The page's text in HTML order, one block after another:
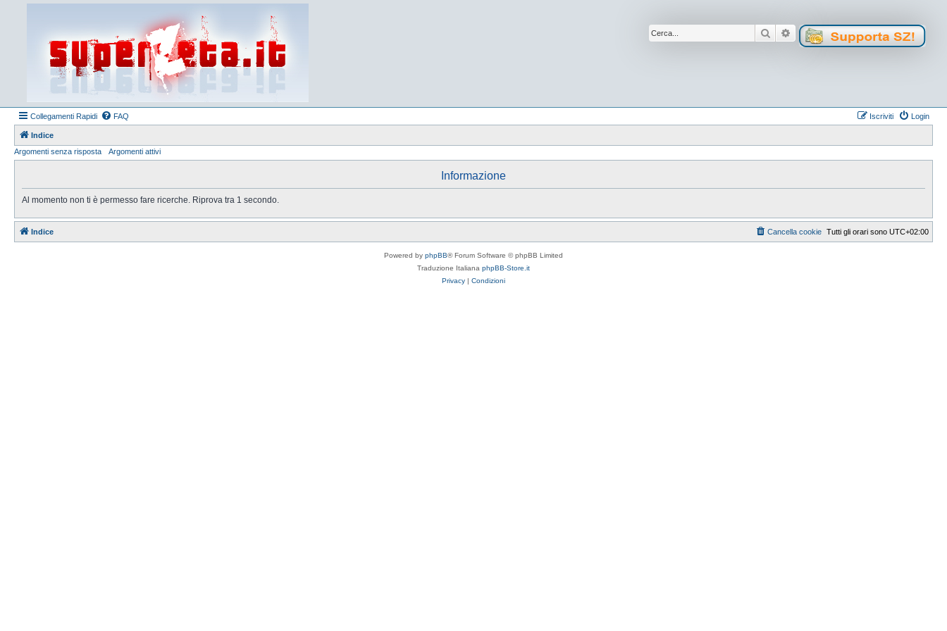
Cerca Ricerca avanzata
Collegamenti Rapidi FAQ Login
Iscriviti
Indice
Argomenti senza risposta
Argomenti attivi
Informazione
Al momento non ti è permesso fare ricerche. Riprova tra 1 secondo.
Indice Tutti gli orari sono UTC+02:00
Cancella cookie
Powered by phpBB® Forum Software © phpBB Limited
Traduzione Italiana phpBB-Store.it
Privacy | Condizioni